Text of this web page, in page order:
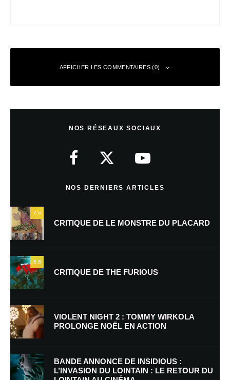
AFFICHER LES COMMENTAIRES (0)
Nom*
E-mail *
NOS RÉSEAUX SOCIAUX
NOS DERNIERS ARTICLES
7.5
CRITIQUE DE LE MONSTRE DU PLACARD
9.5
CRITIQUE DE THE FURIOUS
VIOLENT NIGHT 2 : TOMMY WIRKOLA
PROLONGE NOËL EN ACTION
BANDE ANNONCE DE INSIDIOUS :
L’INVASION DU LOINTAIN : LE RETOUR DU